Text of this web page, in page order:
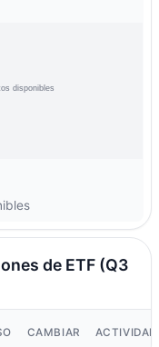
de ETF (Q3
CAMBIAR ACTIVIDAD